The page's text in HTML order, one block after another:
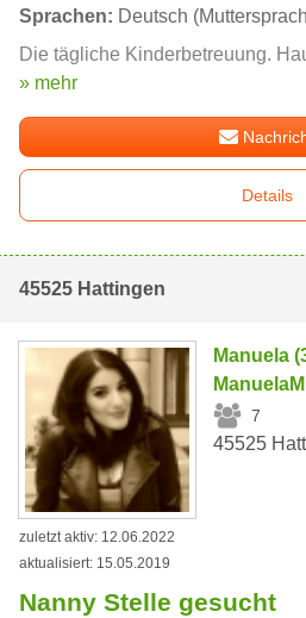
Sprachen: Deutsch
Die tägliche Kinderbetreuung.
» mehr
Details
45525 Hattingen
Manuela
ManuelaM
7
45525
zuletzt aktiv: 12.06.2022
aktualisiert: 15.05.2019
Nanny Stelle gesucht